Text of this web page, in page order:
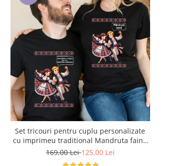
Set tricouri pentru cuplu personalizate
cu imprimeu traditional Mandruta faina
VD24453
169,00 Lei125,00 Lei